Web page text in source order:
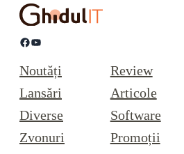
Facebook YouTube
Noutăți
Lansări
Diverse
Zvonuri
Review
Articole
Software
Promoții